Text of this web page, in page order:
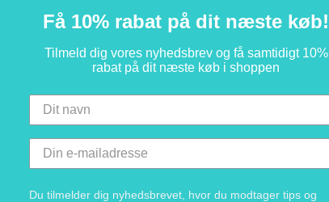
Få 10% rabat på dit næste køb!
Tilmeld dig vores nyhedsbrev og få samtidigt 10%
rabat på dit næste køb i shoppen
Du tilmelder dig nyhedsbrevet, hvor du modtager tips og